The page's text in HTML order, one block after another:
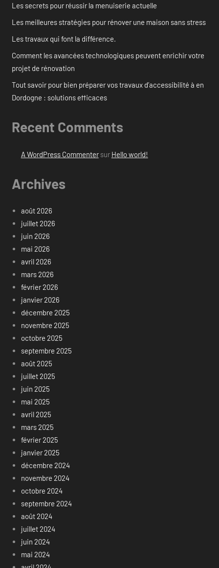
Les secrets pour réussir la menuiserie actuelle
Les meilleures stratégies pour rénover une maison sans stress
Les travaux qui font la différence.
Comment les avancées technologiques peuvent enrichir votre
projet de rénovation
Tout savoir pour bien préparer vos travaux d’accessibilité à en
Dordogne : solutions efficaces
Recent Comments
A WordPress Commentersur Hello world!
Archives
août 2026
juillet 2026
juin 2026
mai 2026
avril 2026
mars 2026
février 2026
janvier 2026
décembre 2025
novembre 2025
octobre 2025
septembre 2025
août 2025
juillet 2025
juin 2025
mai 2025
avril 2025
mars 2025
février 2025
janvier 2025
décembre 2024
novembre 2024
octobre 2024
septembre 2024
août 2024
juillet 2024
juin 2024
mai 2024